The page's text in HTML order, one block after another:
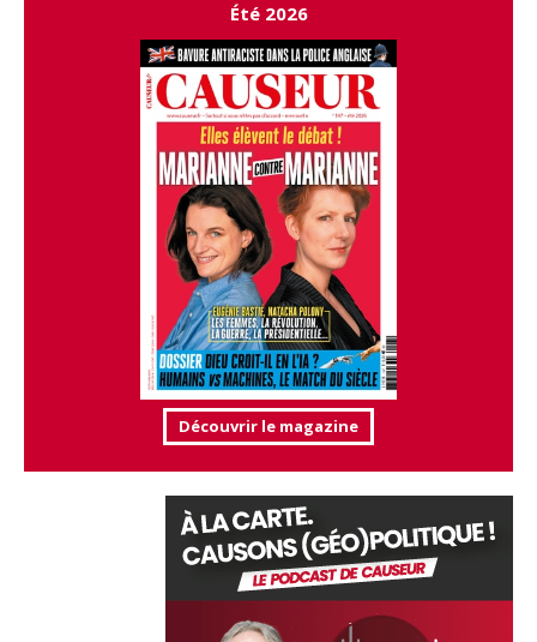
Été 2026
Découvrir le magazine